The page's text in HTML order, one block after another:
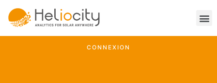
CONNEXION